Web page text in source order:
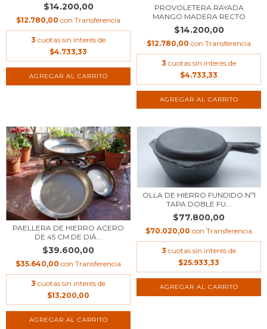
$14.200,00
$12.780,00 con Transferencia
3 cuotas sin interés de
$4.733,33
PROVOLETERA RAYADA
MANGO MADERA RECTO
$14.200,00
$12.780,00 con Transferencia
3 cuotas sin interés de
$4.733,33
PAELLERA DE HIERRO ACERO
DE 45 CM DE DIÁ...
$39.600,00
$35.640,00 con Transferencia
3 cuotas sin interés de
$13.200,00
OLLA DE HIERRO FUNDIDO Nº1
TAPA DOBLE FU...
$77.800,00
$70.020,00 con Transferencia
3 cuotas sin interés de
$25.933,33